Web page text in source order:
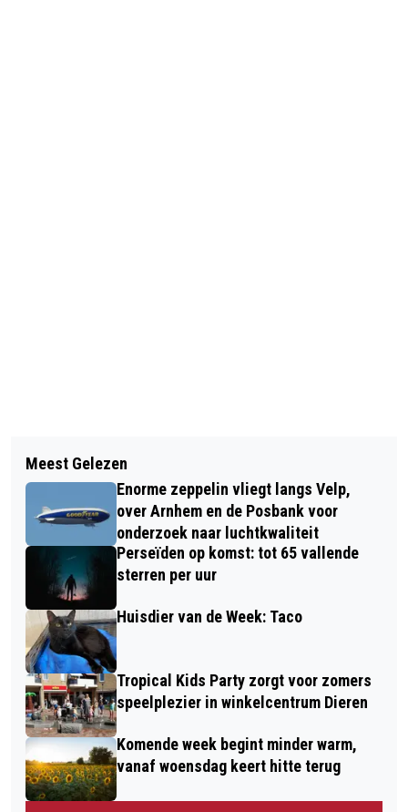
NACHT VAN HET VERHAAL IN
DORPSKERK RHEDEN
BLOEMENACTIE VAN HET RHEDENS
FANFARE CORPS
Meest Gelezen
Enorme zeppelin vliegt langs Velp,
over Arnhem en de Posbank voor
onderzoek naar luchtkwaliteit
Perseïden op komst: tot 65 vallende
sterren per uur
Huisdier van de Week: Taco
Tropical Kids Party zorgt voor zomers
speelplezier in winkelcentrum Dieren
Komende week begint minder warm,
vanaf woensdag keert hitte terug